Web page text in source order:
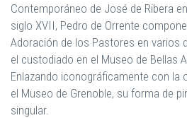
Contemporáneo de José de Ribera
siglo XVII, Pedro de Orrente
Adoración de los Pastores en varios
el custodiado en el Museo de Bellas
Enlazando iconográficamente con la
el Museo de Grenoble, su forma de
singular.